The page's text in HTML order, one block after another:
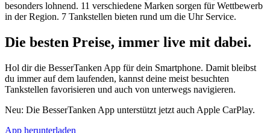
besonders lohnend. 11 verschiedene Marken sorgen für Wettbewerb
in der Region. 7 Tankstellen bieten rund um die Uhr Service.
Die besten Preise, immer live mit dabei.
Hol dir die BesserTanken App für dein Smartphone. Damit bleibst
du immer auf dem laufenden, kannst deine meist besuchten
Tankstellen favorisieren und auch von unterwegs navigieren.
Neu: Die BesserTanken App unterstützt jetzt auch Apple CarPlay.
App herunterladen